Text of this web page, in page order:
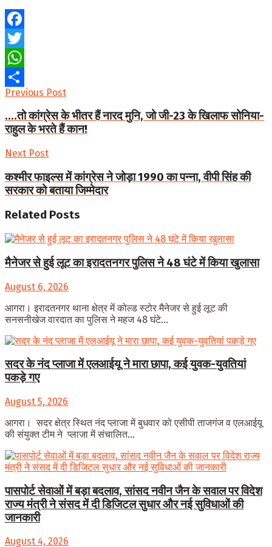
Facebook
Twitter
WhatsApp
Share
Previous Post
….तो कांग्रेस के भीतर हैं नारद मुनि, जो जी-23 के खिलाफ सोनिया-
राहुल के भरते हैं कान!
Next Post
कश्मीर फाइल्स में कांग्रेस ने जोड़ा 1990 का पन्ना, वीपी सिंह की
सरकार को बताया जिम्मेदार
Related Posts
मैनेजर से हुई लूट का इरादतनगर पुलिस ने 48 घंटे में किया खुलासा
August 6, 2026
आगरा। इरादतनगर थाना क्षेत्र में कोल्ड स्टोर मैनेजर से हुई लूट की
सनसनीखेज वारदात का पुलिस ने महज 48 घंटे...
सदर के नंद प्लाजा में एलआईयू ने मारा छापा, कई युवक-युवतियां
पकड़े गए
August 5, 2026
आगरा। सदर क्षेत्र स्थित नंद प्लाजा में बुधवार को एसीपी ताजगंज व एलआईयू
की संयुक्त टीम ने प्लाजा में संचालित...
पासपोर्ट सेवाओं में बड़ा बदलाव, सांसद नवीन जैन के सवाल पर विदेश
राज्य मंत्री ने संसद में दी डिजिटल सुधार और नई सुविधाओं की
जानकारी
August 4, 2026